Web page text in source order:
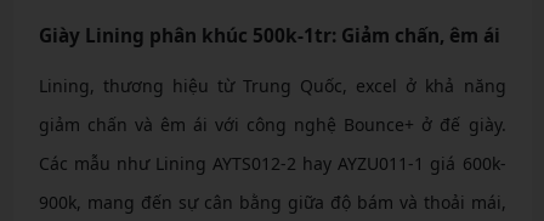
Giày Lining phân khúc 500k-1tr: Giảm chấn, êm ái
Lining, thương hiệu từ Trung Quốc, excel ở khả năng
giảm chấn và êm ái với công nghệ Bounce+ ở đế giày.
Các mẫu như Lining AYTS012-2 hay AYZU011-1 giá 600k-
900k, mang đến sự cân bằng giữa độ bám và thoải mái,